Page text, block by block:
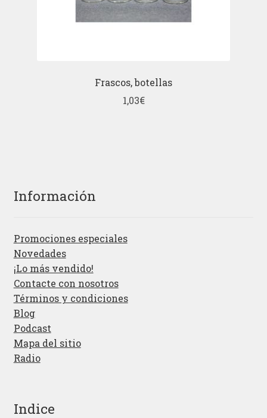
Frascos, botellas
1,03€
Información
Promociones especiales
Novedades
¡Lo más vendido!
Contacte con nosotros
Términos y condiciones
Blog
Podcast
Mapa del sitio
Radio
Indice